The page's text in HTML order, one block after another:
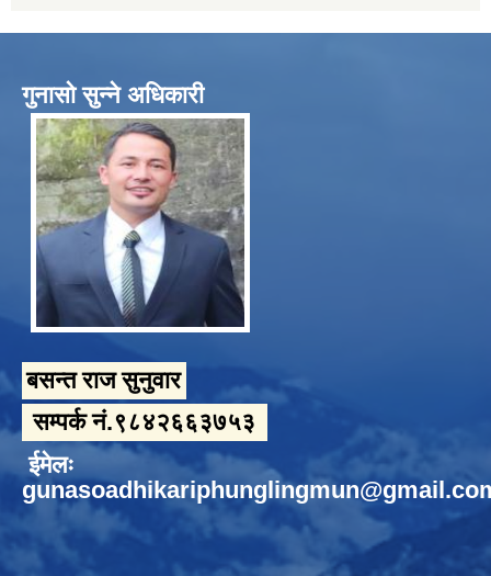
गुनासो सुन्ने अधिकारी
बसन्त राज सुनुवार
सम्पर्क नं.९८४२६६३७५३
ईमेलः